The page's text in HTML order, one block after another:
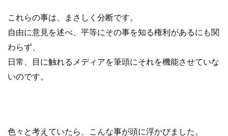
これらの事は、まさしく分断です。
自由に意見を述べ、平等にその事を知る権利があるにも関
わらず、
日常、目に触れるメディアを筆頭にそれを機能させていな
いのです。
色々と考えていたら、こんな事が頭に浮かびました。